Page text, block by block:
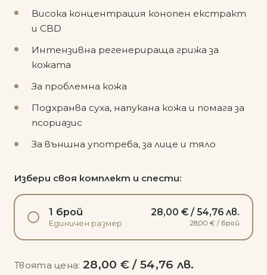
Висока концентрация конопен екстракт
и CBD
Интензивна регенерираща грижа за
кожата
За проблемна кожа
Подхранва суха, напукана кожа и помага за
псориазис
За външна употреба, за лице и тяло
Избери своя комплект и спести:
1 брой
Единичен размер
28,00 € / 54,76 лв.
28,00 € / брой
Твоята цена: 28,00 € / 54,76 лв.